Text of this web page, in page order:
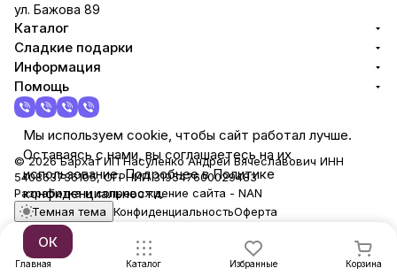
Главная Каталог Избранные Корзина
ул. Бажова 89
Каталог
Сладкие подарки
Информация
Помощь
© 2026 Бархат ИП Насуленко Андрей Вячеславович ИНН
540863736105, ОГРНИП 319547600029483
Разработка и сопровождение сайта - NAN
Темная тема КонфиденциальностьОферта
Мы используем cookie, чтобы сайт работал лучше.
Оставаясь с нами, вы соглашаетесь на их
использование. Подробнее в Политике
конфиденциальности.
ОК